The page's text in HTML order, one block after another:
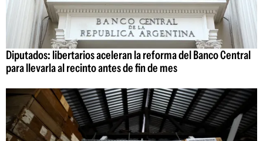
Diputados: libertarios aceleran la reforma del Banco Central
para llevarla al recinto antes de fin de mes